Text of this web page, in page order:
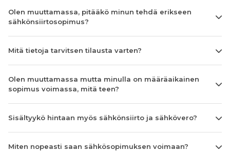
Olen muuttamassa, pitääkö minun tehdä erikseen
sähkönsiirtosopimus?
Mitä tietoja tarvitsen tilausta varten?
Olen muuttamassa mutta minulla on määräaikainen
sopimus voimassa, mitä teen?
Sisältyykö hintaan myös sähkönsiirto ja sähkövero?
Miten nopeasti saan sähkösopimuksen voimaan?